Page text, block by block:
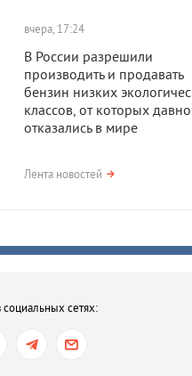
вчера, 17:24
В России разрешили
производить и продавать
бензин низких
классов, от которых давно
отказались в мире
вчера, 17:23
после семейной ссоры
В Ростове-на-Дону хотят
электросамокатов
Лента новостей
сетях: